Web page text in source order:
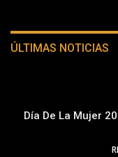
ÚLTIMAS NOTICIAS
Día De La Mujer